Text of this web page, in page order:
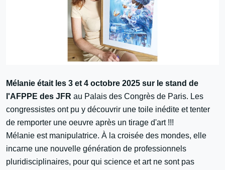
Mélanie était les 3 et 4 octobre 2025 sur le stand de
l'AFPPE des JFR au Palais des Congrès de Paris. Les
congressistes ont pu y découvrir une toile inédite et tenter
de remporter une oeuvre après un tirage d'art !!!
Mélanie est manipulatrice. À la croisée des mondes, elle
incarne une nouvelle génération de professionnels
pluridisciplinaires, pour qui science et art ne sont pas